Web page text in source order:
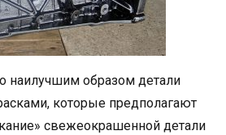
наилучшим образом детали
которые предполагают
свежеокрашенной детали